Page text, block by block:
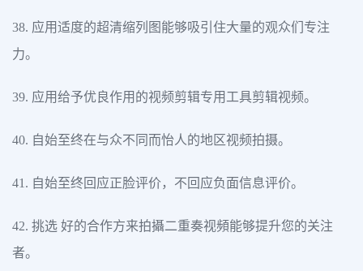
38. 应用适度的超清缩列图能够吸引住大量的观众们专注
力。
39. 应用给予优良作用的视频剪辑专用工具剪辑视频。
40. 自始至终在与众不同而怡人的地区视频拍摄。
41. 自始至终回应正脸评价，不回应负面信息评价。
42. 挑选 好的合作方来拍攝二重奏视頻能够提升您的关注
者。